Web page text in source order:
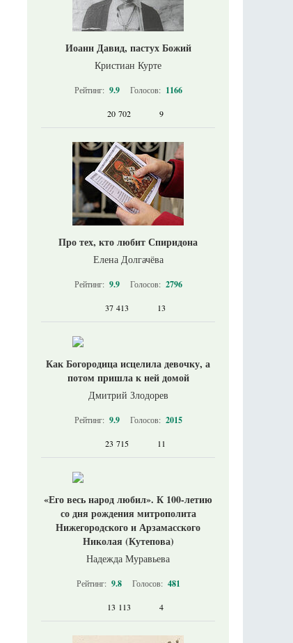
Иоанн Давид, пастух Божий
Кристиан Курте
Рейтинг: 9.9 Голосов: 1166
20 702 9
Про тех, кто любит Спиридона
Елена Долгачёва
Рейтинг: 9.9 Голосов: 2796
37 413 13
Как Богородица исцелила девочку, а
потом пришла к ней домой
Дмитрий Злодорев
Рейтинг: 9.9 Голосов: 2015
23 715 11
«Его весь народ любил». К 100-летию
со дня рождения митрополита
Нижегородского и Арзамасского
Николая (Кутепова)
Надежда Муравьева
Рейтинг: 9.8 Голосов: 481
13 113 4